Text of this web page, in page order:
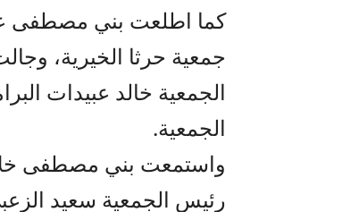
كما اطلعت بني مصطفى
جمعية حرثا الخيرية،
الجمعية خالد عبيدات
الجمعية.
واستمعت بني مصطفى خلال
رئيس الجمعية سعيد